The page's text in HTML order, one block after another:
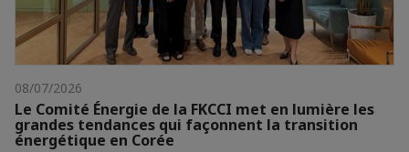
08/07/2026
Le Comité Énergie de la FKCCI met en lumière les
grandes tendances qui façonnent la transition
énergétique en Corée